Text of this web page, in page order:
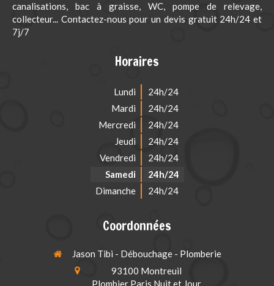
canalisations, bac à graisse, WC, pompe de relevage,
collecteur... Contactez-nous pour un devis gratuit 24h/24 et
7j/7
Horaires
Lundi
24h/24
Mardi
24h/24
Mercredi
24h/24
Jeudi
24h/24
Vendredi
24h/24
Samedi
24h/24
Dimanche
24h/24
Coordonnées
Jason Tibi - Débouchage - Plomberie
93100 Montreuil
Plombier Paris Nuit et Jour